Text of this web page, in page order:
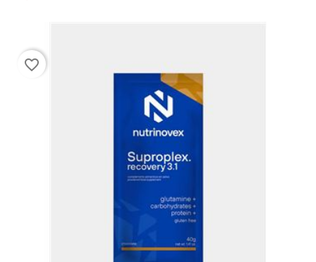
favorite_border